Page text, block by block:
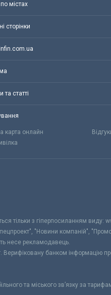
містах
сторінки
та статті
карта онлайн
тільки з гіперпосиланням виду:
"Новини компаній",
несе рекламодавець.
Верифіковану банком інформацію
та міського зв’язку за